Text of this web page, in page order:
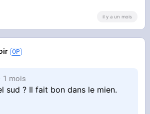
il y a un mois
1 mois
sud ? Il fait bon dans le mien.